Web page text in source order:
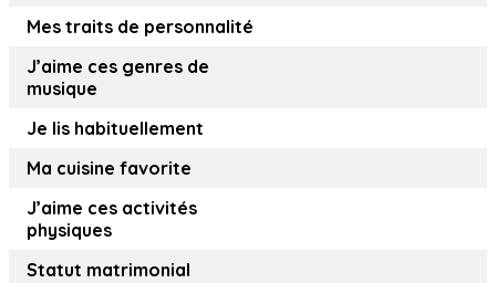
Mes traits de personnalité
J’aime ces genres de
musique
Je lis habituellement
Ma cuisine favorite
J’aime ces activités
physiques
Statut matrimonial